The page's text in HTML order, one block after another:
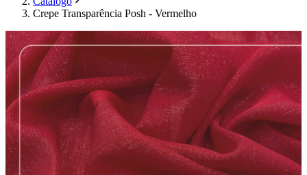
Crepe Transparência Posh - Vermelho